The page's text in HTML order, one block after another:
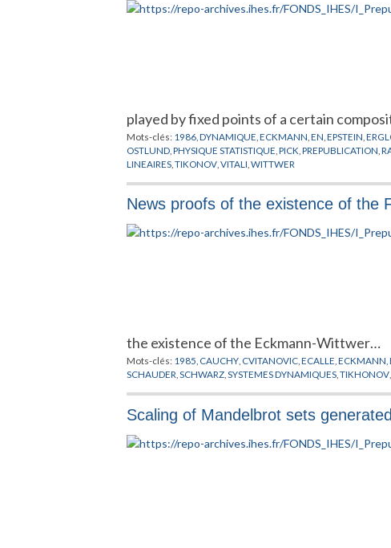
played by fixed points of a certain
Mots-clés: 1986 ,DYNAMIQUE ,ECKMANN ,EN ,EPSTEIN ,
OSTLUND ,PHYSIQUE STATISTIQUE ,PICK ,PREPUBLICATION ,
LINEAIRES ,TIKONOV ,VITALI ,WITTWER
News proofs of the existence of the
the existence of the Eckmann-Wittwer…
Mots-clés: 1985 CAUCHY CVITANOVIC ,ECALLE ,ECKMANN ,
SCHAUDER ,SCHWARZ ,SYSTEMES DYNAMIQUES ,TIKHONOV
Scaling of Mandelbrot sets